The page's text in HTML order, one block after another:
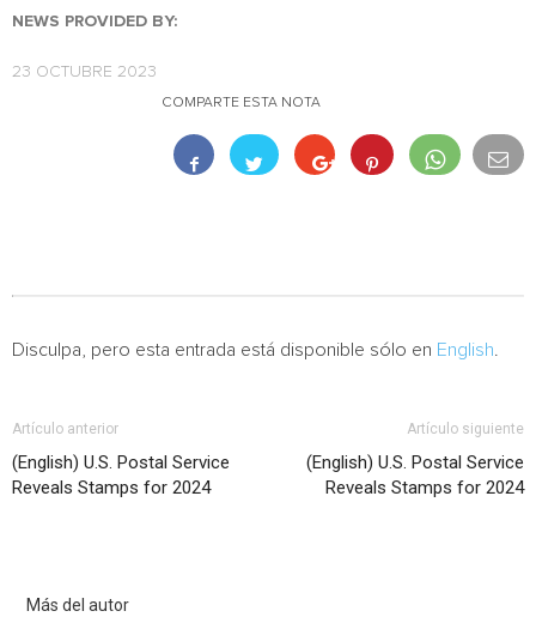
NEWS PROVIDED BY:
23 OCTUBRE 2023
COMPARTE ESTA NOTA
Disculpa, pero esta entrada está disponible sólo en English
Artículo anterior
(English) U.S. Postal Service
Reveals Stamps for 2024
Artículo siguiente
(English) U.S. Postal Service
Reveals Stamps for 2024
Más del autor